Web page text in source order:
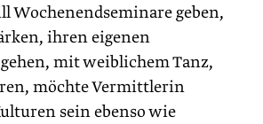
Wochenend­seminare geben,
ihren eigenen
mit weiblichem Tanz,
möchte Vermittlerin
sein ebenso wie